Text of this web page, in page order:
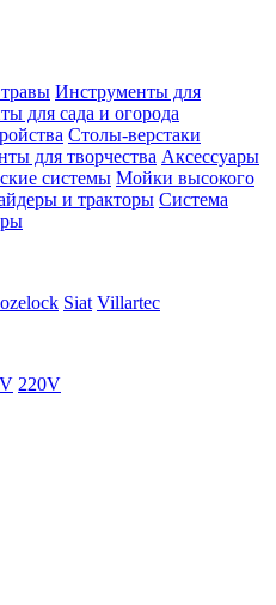
Инструменты для
для сада и огорода
Столы-верстаки
для творчества Аксессуары
системы Мойки высокого
и тракторы Система
Siat Villartec
220V